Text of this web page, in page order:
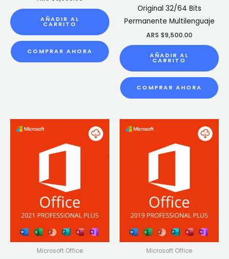
AÑADIR AL
CARRITO
COMPRAR AHORA
Original 32/64 Bits
Permanente Multilenguaje
ARS $9,500.00
AÑADIR AL
CARRITO
COMPRAR AHORA
Microsoft Office Microsoft Office